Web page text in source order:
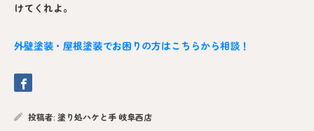
けてくれよ。
外壁塗装・屋根塗装でお困りの方はこちらから相談！
投稿者: 塗り処ハケと手 岐阜西店